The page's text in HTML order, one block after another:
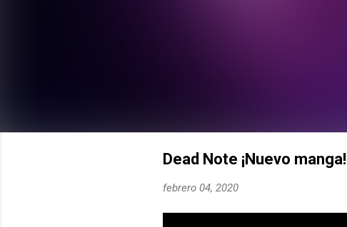
Dead Note ¡Nuevo manga!
febrero 04, 2020